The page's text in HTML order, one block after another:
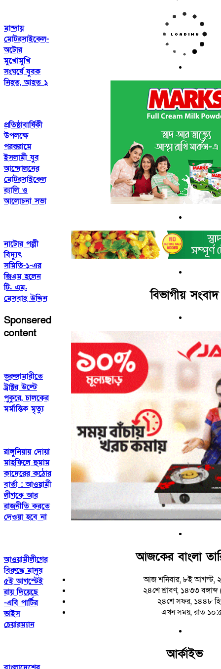
মান্দায়
মোটরসাইকেল-
অটোর
মুখোমুখি
সংঘর্ষে যুবক
নিহত, আহত ১
প্রতিষ্ঠাবার্ষিকী
উপলক্ষে
পরশুরামে
ইসলামী যুব
আন্দোলনের
মোটরসাইকেল
র‌্যালি ও
আলোচনা সভা
নাটোর পল্লী
বিদ্যুৎ
সমিতি-১-এর
জিএম হলেন
টি. এম.
মেসবাহ উদ্দিন
Sponsered
content
ভূরুঙ্গামারীতে
ট্রাক্টর উল্টে
পুকুরে, চালকের
মর্মান্তিক মৃত্যু
রাঙ্গুনিয়ায় দোয়া
মাহফিলে হুমাম
কাদেরের কঠোর
বার্তা : আওয়ামী
লীগকে আর
রাজনীতি করতে
দেওয়া হবে না
আওয়ামীলীগের
বিরুদ্ধে মানুষ
৫ই আগস্টেই
রায় দিয়েছে
-এবি পার্টির
ভাইস
চেয়ারম্যান
বিভাগীয় সংবাদ
আজকের বাংলা
আজ শনিবার, ৮ই আগস্ট,
২৪শে শ্রাবণ, ১৪৩৩ বঙ্গাব্দ
২৪শে সফর, ১৪৪৮
এখন সময়, রাত
আর্কাইভ